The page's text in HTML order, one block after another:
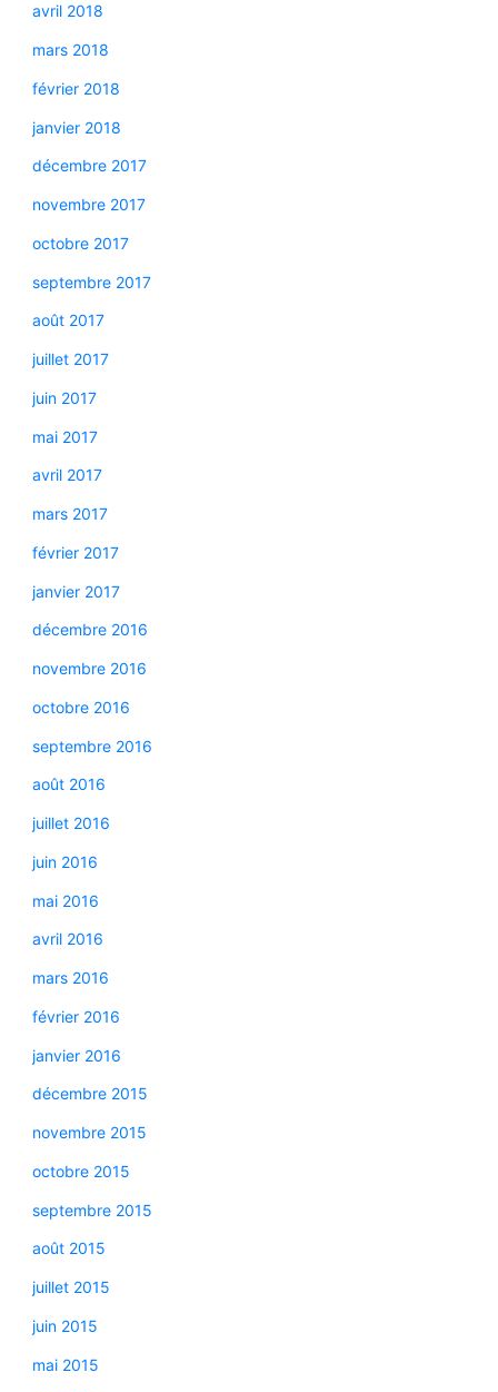
avril 2018
mars 2018
février 2018
janvier 2018
décembre 2017
novembre 2017
octobre 2017
septembre 2017
août 2017
juillet 2017
juin 2017
mai 2017
avril 2017
mars 2017
février 2017
janvier 2017
décembre 2016
novembre 2016
octobre 2016
septembre 2016
août 2016
juillet 2016
juin 2016
mai 2016
avril 2016
mars 2016
février 2016
janvier 2016
décembre 2015
novembre 2015
octobre 2015
septembre 2015
août 2015
juillet 2015
juin 2015
mai 2015